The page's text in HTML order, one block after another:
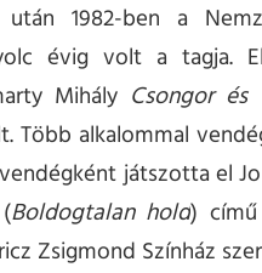
1982-ben a
évig volt a tagja.
Mihály Csongor és
Több alkalommal
játszotta el
(Boldogtalan hold) című
Zsigmond Színház